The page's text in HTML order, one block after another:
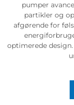
pumper
partikler og
afgørende for
optimerede